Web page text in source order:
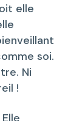
elle
soi.
Ni
!